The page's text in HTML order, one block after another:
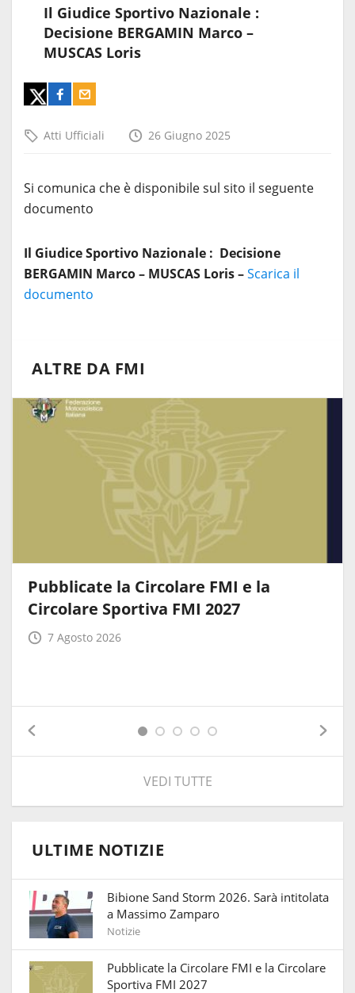
Il Giudice Sportivo Nazionale :
Decisione BERGAMIN Marco –
MUSCAS Loris
Atti Ufficiali 26 Giugno 2025
Si comunica che è disponibile sul sito il seguente
documento
Il Giudice Sportivo Nazionale : Decisione
BERGAMIN Marco – MUSCAS Loris –Scarica il
documento
ALTRE DA FMI
Pubblicate la Circolare FMI e la
Circolare Sportiva FMI 2027
7 Agosto 2026
VEDI TUTTE
ULTIME NOTIZIE
Bibione Sand Storm 2026. Sarà intitolata
a Massimo Zamparo
Notizie
Pubblicate la Circolare FMI e la Circolare
Sportiva FMI 2027